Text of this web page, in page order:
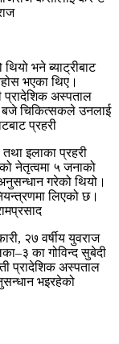
भने ब्याट्रीबाट
भएका थिए।
प्रादेशिक अस्पताल
बजे चिकित्सकले उनलाई
प्रहरी
इलाका प्रहरी
नेतृत्वमा ५ जनाको
गरेको थियो।
लिएको छ।
२७ वर्षीय युवराज
का गोविन्द सुबेदी
प्रादेशिक अस्पताल
भइरहेको